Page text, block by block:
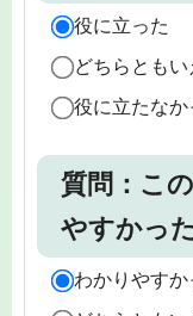
役に立った
どちらともい
役に立たなか
質問：こ
やすかっ
わかりやすか